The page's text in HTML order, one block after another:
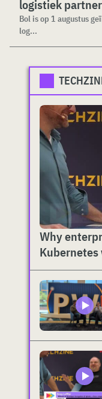
logistiek partner
Bol is op 1 augustus
log...
Why